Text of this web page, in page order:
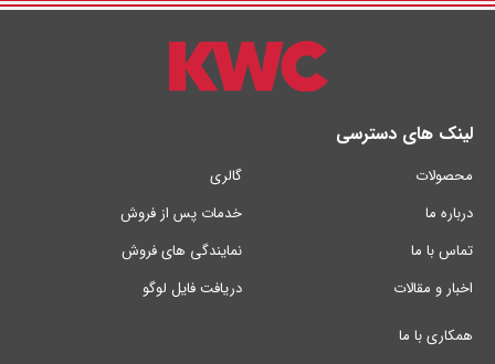
لینک های دسترسی
محصولات
درباره ما
تماس با ما
اخبار و مقالات
گالری
خدمات پس از فروش
نمایندگی های فروش
دریافت فایل لوگو
همکاری با ما